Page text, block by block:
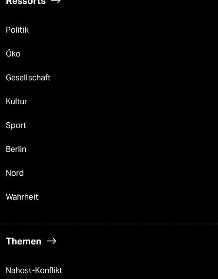
Politik
Öko
Gesellschaft
Kultur
Sport
Berlin
Nord
Wahrheit
Themen
Nahost-Konflikt